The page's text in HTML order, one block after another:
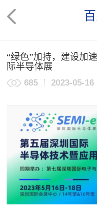
“绿色”加持，建设加
际半导体展
685 2023-05-16